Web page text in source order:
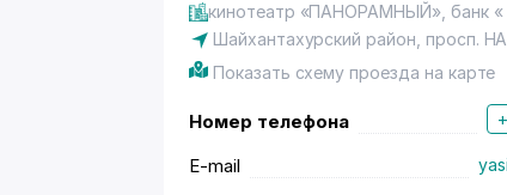
кинотеатр «ПАНОРАМНЫЙ», банк
Шайхантахурский район , просп.
Показать схему проезда на карте
Номер телефона
E-mail